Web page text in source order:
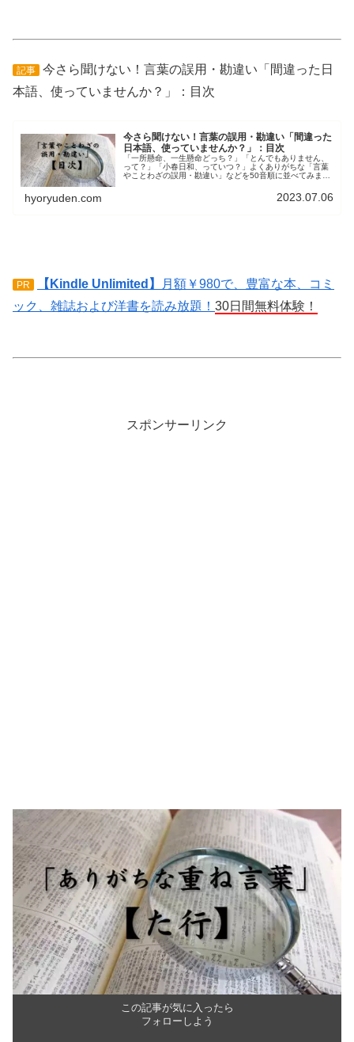
記事
今さら聞けない！言葉の誤用・勘違い「間違った日
本語、使っていませんか？」：目次
今さら聞けない！言葉の誤用・勘違い「間違った
日本語、使っていませんか？」：目次
「一所懸命、一生懸命どっち？」「とんでもありません、
って？」「小春日和、っていつ？」よくありがちな「言葉
やことわざの誤用・勘違い」などを50音順に並べてみまし
hyoryuden.com 2023.07.06
PR 【Kindle Unlimited】
月額￥980で、豊富な本、コミ
ック、雑誌および洋書を読み放題！ 30日間無料体験！
スポンサーリンク
この記事が気に入ったら
フォローしよう